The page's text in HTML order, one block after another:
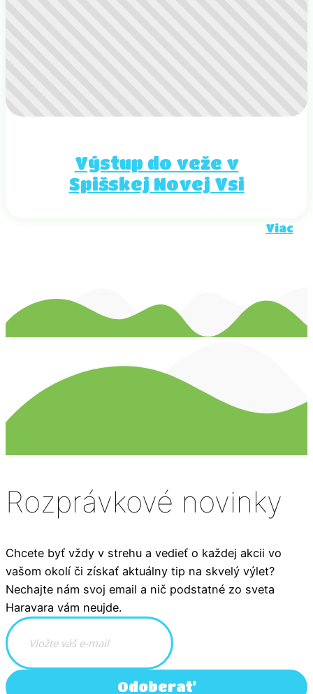
Výstup do veže v
Spišskej Novej Vsi
Viac
Rozprávkové novinky
Chcete byť vždy v strehu a vedieť o každej akcii vo
vašom okolí či získať aktuálny tip na skvelý výlet?
Nechajte nám svoj email a nič podstatné zo sveta
Haravara vám neujde.
Odoberať